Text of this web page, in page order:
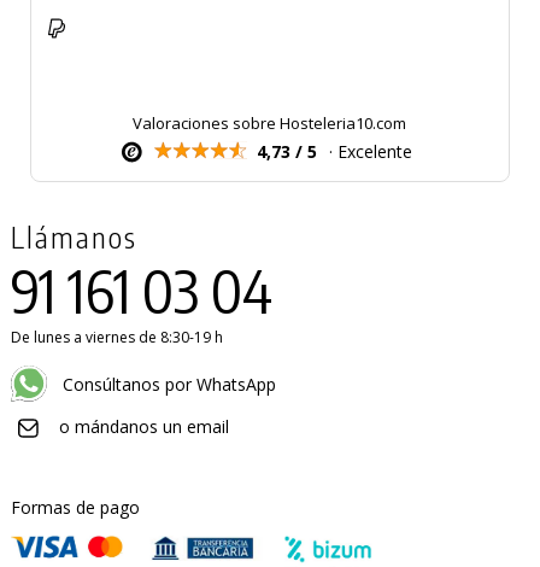
Valoraciones sobre Hosteleria10.com
4,73 / 5 · Excelente
Llámanos
91 161 03 04
De lunes a viernes de 8:30-19 h
Consúltanos por WhatsApp
o mándanos un email
Formas de pago